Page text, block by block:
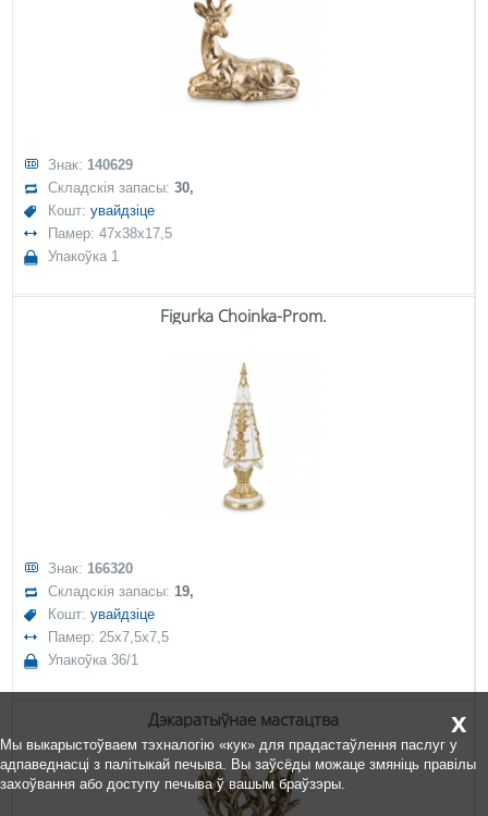
Знак: 140629
Складскія запасы:30,
Кошт:увайдзіце
Памер: 47x38x17,5
Упакоўка 1
Figurka Choinka-Prom.
Знак: 166320
Складскія запасы:19,
Кошт:увайдзіце
Памер: 25x7,5x7,5
Упакоўка 36/1
Дэкаратыўнае мастацтва x
Мы выкарыстоўваем тэхналогію «кук» для прадастаўлення паслуг у
адпаведнасці з палітыкай печыва. Вы заўсёды можаце змяніць правілы
захоўвання або доступу печыва ў вашым браўзэры.